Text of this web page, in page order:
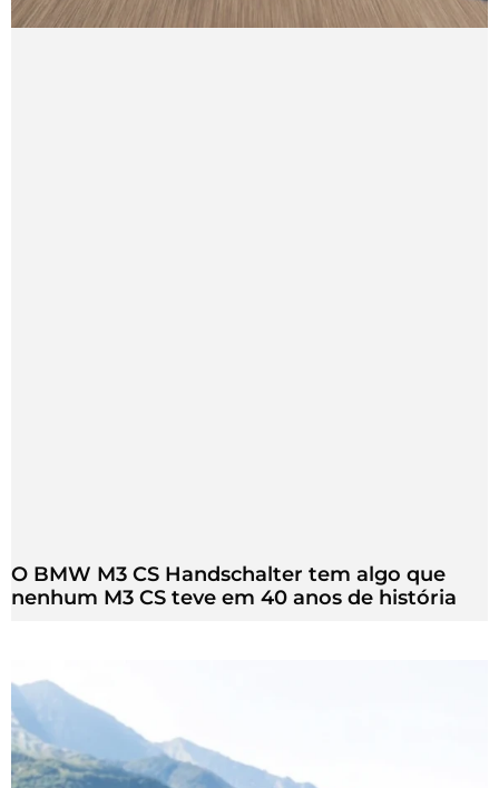
O BMW M3 CS Handschalter tem algo que
nenhum M3 CS teve em 40 anos de história